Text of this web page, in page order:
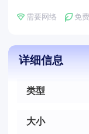
需要网络 免费
详细信息
类型
大小